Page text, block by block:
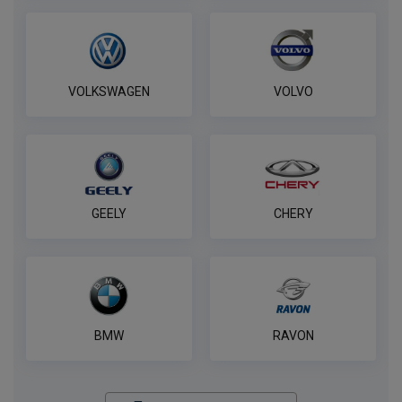
по запросу
ПОД ЗАКАЗ ОТ 14 ДНЕЙ
по запросу
7-контактная розетка Brink
по запросу
VOLKSWAGEN VOLVO
GEELY CHERY
BMW RAVON